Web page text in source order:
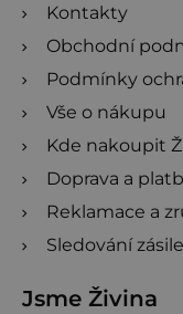
Kontakty
Obchodní
Podmínky
Vše o nákupu
Kde nakoupit
Doprava a
Reklamace a
Sledování
Jsme Živina